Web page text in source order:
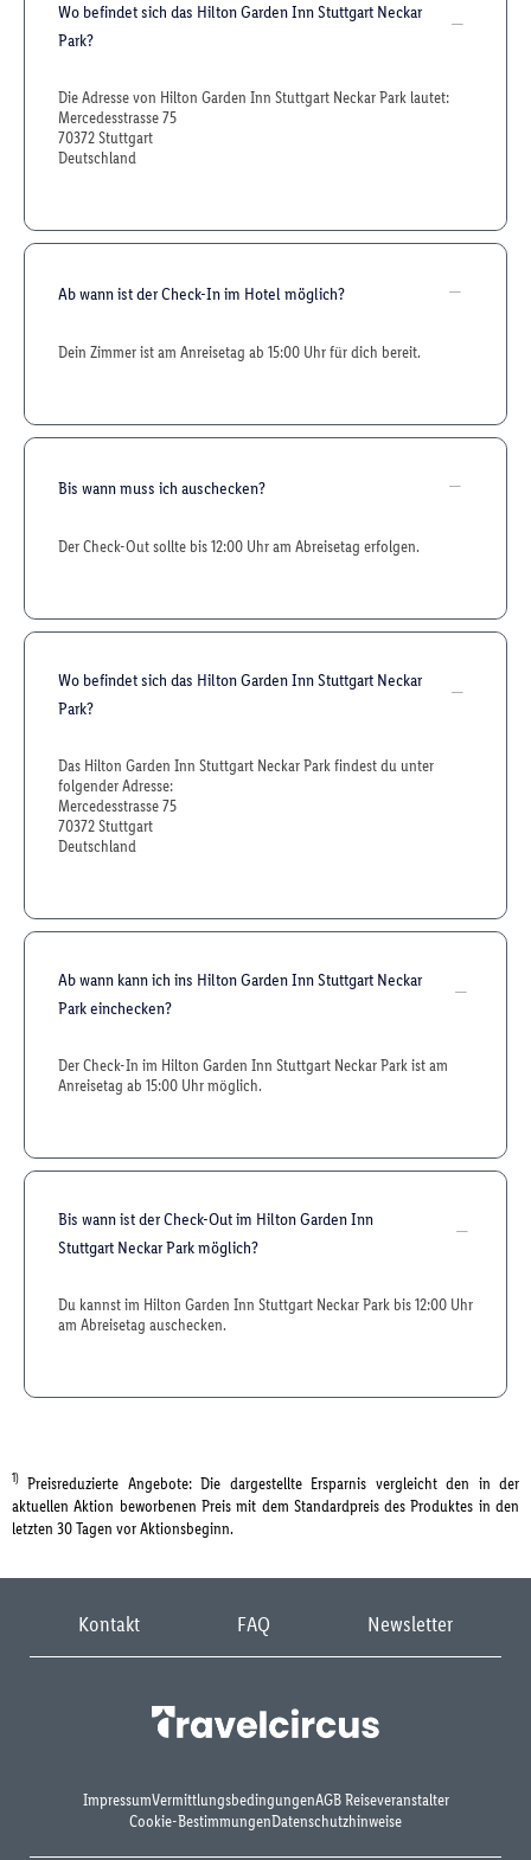
Wo befindet sich das Hilton Garden Inn Stuttgart Neckar
Park?
Die Adresse von Hilton Garden Inn Stuttgart Neckar Park lautet:
Mercedesstrasse 75
70372 Stuttgart
Deutschland
Ab wann ist der Check-In im Hotel möglich?
Dein Zimmer ist am Anreisetag ab 15:00 Uhr für dich bereit.
Bis wann muss ich auschecken?
Der Check-Out sollte bis 12:00 Uhr am Abreisetag erfolgen.
Wo befindet sich das Hilton Garden Inn Stuttgart Neckar
Park?
Das Hilton Garden Inn Stuttgart Neckar Park findest du unter
folgender Adresse:
Mercedesstrasse 75
70372 Stuttgart
Deutschland
Ab wann kann ich ins Hilton Garden Inn Stuttgart Neckar
Park einchecken?
Der Check-In im Hilton Garden Inn Stuttgart Neckar Park ist am
Anreisetag ab 15:00 Uhr möglich.
Bis wann ist der Check-Out im Hilton Garden Inn
Stuttgart Neckar Park möglich?
Du kannst im Hilton Garden Inn Stuttgart Neckar Park bis 12:00 Uhr
am Abreisetag auschecken.
1) Preisreduzierte Angebote: Die dargestellte Ersparnis vergleicht den in der
aktuellen Aktion beworbenen Preis mit dem Standardpreis des Produktes in den
letzten 30 Tagen vor Aktionsbeginn.
Kontakt FAQ Newsletter
ImpressumVermittlungsbedingungenAGB Reiseveranstalter
Cookie-BestimmungenDatenschutzhinweise